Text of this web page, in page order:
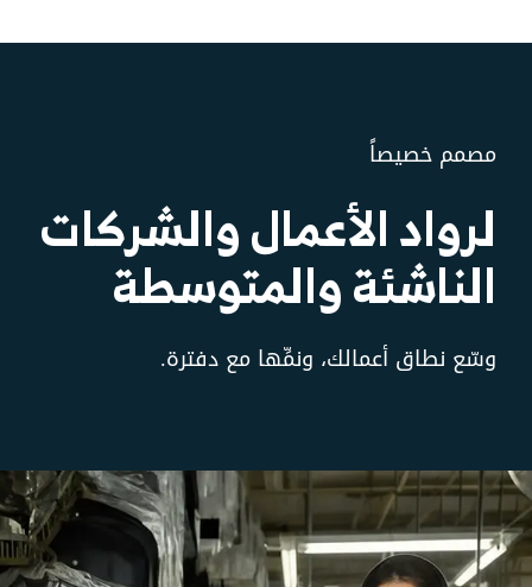
مصمم خصيصاً
لرواد الأعمال والشركات
الناشئة والمتوسطة
وسّع نطاق أعمالك، ونمِّها مع دفترة.